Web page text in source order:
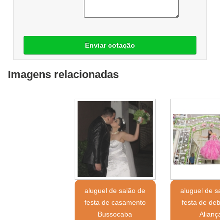
Enviar cotação
Imagens relacionadas
aluguel de salão de
festa de casamento
Bussocaba
aluguel de
festa de